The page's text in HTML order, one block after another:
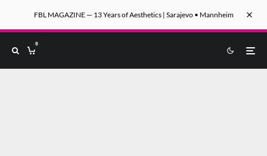
FBL MAGAZINE — 13 Years of Aesthetics | Sarajevo • Mannheim
0